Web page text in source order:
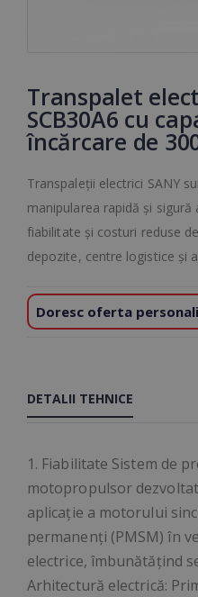
Transpalet
SCB30A6 cu
încărcare de
Transpaleții electrici SANY
manipularea rapidă și
fiabilitate și costuri reduse
depozite, centre logistice și
Doresc oferta
DETALII TEHNICE
1. Fiabilitate Sistem de
motopropulsor
aplicație a motorului
permanenți (PMSM) în
electrice, îmbunătățind
Arhitectură electrică: